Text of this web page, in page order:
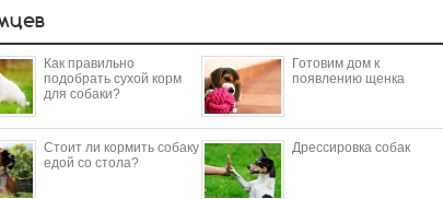
Как правильно
подобрать сухой корм
для собаки?
Готовим дом к
появлению щенка
Стоит ли кормить собаку
едой со стола?
Дрессировка собак